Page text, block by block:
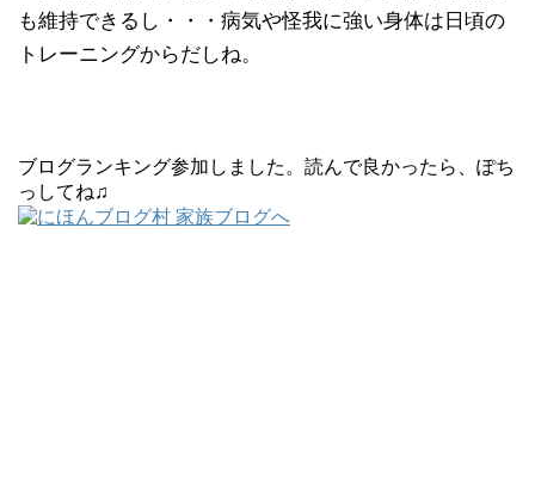
も維持できるし・・・病気や怪我に強い身体は日頃の
トレーニングからだしね。
ブログランキング参加しました。読んで良かったら、ぽち
っしてね♫